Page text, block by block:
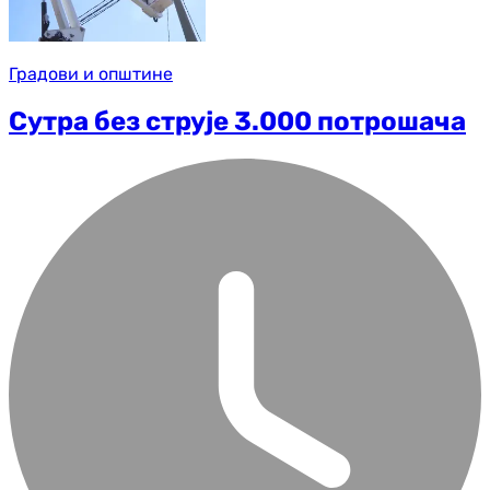
Градови и општине
Сутра без струје 3.000 потрошача